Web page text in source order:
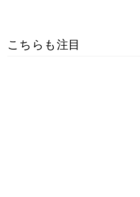
こちらも注目